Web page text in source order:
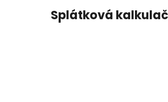
Splátková